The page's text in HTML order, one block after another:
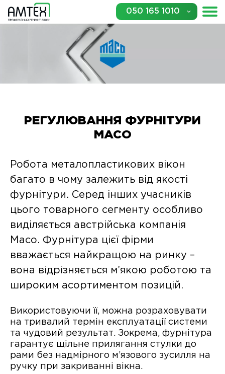
050 165 1010
РЕГУЛЮВАННЯ ФУРНІТУРИ
MACO
Робота металопластикових вікон
багато в чому залежить від якості
фурнітури. Серед інших учасників
цього товарного сегменту особливо
виділяється австрійська компанія
Maco. Фурнітура цієї фірми
вважається найкращою на ринку –
вона відрізняється м’якою роботою та
широким асортиментом позицій.
Використовуючи її, можна розраховувати
на тривалий термін експлуатації системи
та чудовий результат. Зокрема, фурнітура
гарантує щільне прилягання стулки до
рами без надмірного м’язового зусилля на
ручку при закриванні вікна.